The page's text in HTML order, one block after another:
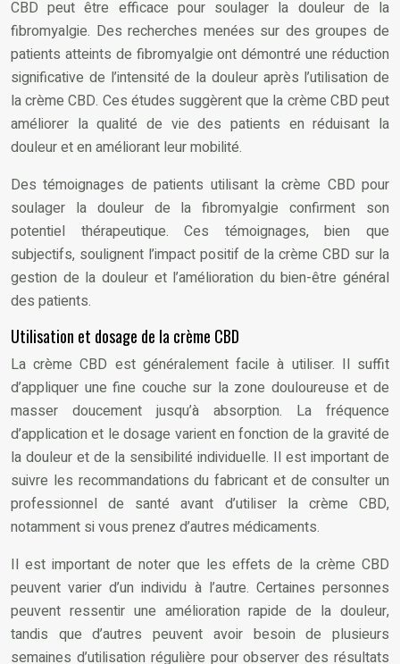
CBD peut être efficace pour soulager la douleur de la
fibromyalgie. Des recherches menées sur des groupes de
patients atteints de fibromyalgie ont démontré une réduction
significative de l’intensité de la douleur après l’utilisation de
la crème CBD. Ces études suggèrent que la crème CBD peut
améliorer la qualité de vie des patients en réduisant la
douleur et en améliorant leur mobilité.
Des témoignages de patients utilisant la crème CBD pour
soulager la douleur de la fibromyalgie confirment son
potentiel thérapeutique. Ces témoignages, bien que
subjectifs, soulignent l’impact positif de la crème CBD sur la
gestion de la douleur et l’amélioration du bien-être général
des patients.
Utilisation et dosage de la crème CBD
La crème CBD est généralement facile à utiliser. Il suffit
d’appliquer une fine couche sur la zone douloureuse et de
masser doucement jusqu’à absorption. La fréquence
d’application et le dosage varient en fonction de la gravité de
la douleur et de la sensibilité individuelle. Il est important de
suivre les recommandations du fabricant et de consulter un
professionnel de santé avant d’utiliser la crème CBD,
notamment si vous prenez d’autres médicaments.
Il est important de noter que les effets de la crème CBD
peuvent varier d’un individu à l’autre. Certaines personnes
peuvent ressentir une amélioration rapide de la douleur,
tandis que d’autres peuvent avoir besoin de plusieurs
semaines d’utilisation régulière pour observer des résultats